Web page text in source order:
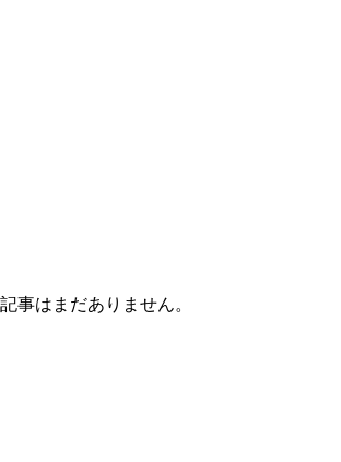
事はまだありません。